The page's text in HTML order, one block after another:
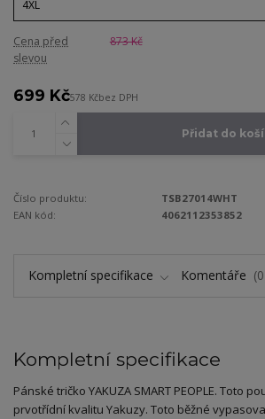
Cena před
slevou
873 Kč
699 Kč578 Kčbez DPH
Přidat do
Číslo produktu:
TSB27014WHT
EAN kód:
4062112353852
Kompletní specifikace Komentáře 0
Kompletní specifikace
Pánské tričko YAKUZA SMART PEOPLE. Toto
prvotřídní kvalitu Yakuzy. Toto běžné